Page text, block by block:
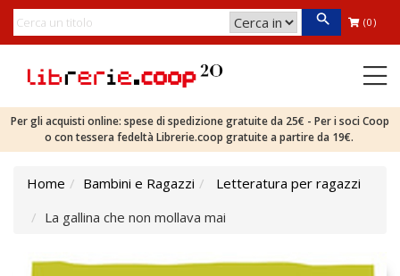
(0)
Per gli acquisti online: spese di spedizione gratuite da 25€ - Per i soci Coop
o con tessera fedeltà Librerie.coop gratuite a partire da 19€.
Home Bambini e Ragazzi
Letteratura per ragazzi
La gallina che non mollava mai